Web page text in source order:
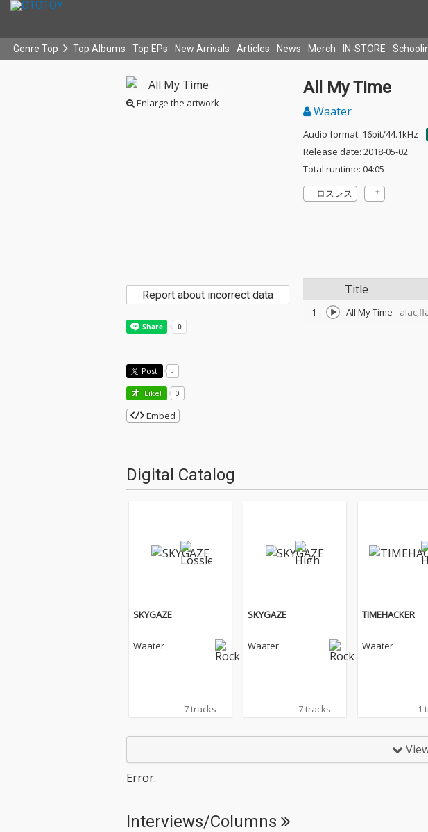
Genre Top Top Albums Top EPs New Arrivals Articles News Merch IN-STORE
Enlarge the artwork
All My Time
Waater
Audio format: 16bit/44.1kHz
Release date: 2018-05-02
Total runtime: 04:05
ロスレス
Title
1 All My Time
Report about incorrect data
Post -
Like! 0
Embed
Digital Catalog
SKYGAZE
Waater
7 tracks
SKYGAZE
Waater
7 tracks
TIMEHACKER
Waater
1
Error.
Interviews/Columns